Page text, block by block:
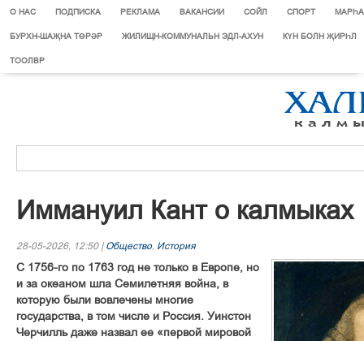
О НАС ПОДПИСКА РЕКЛАМА ВАКАНСИИ СОЙЛ СПОРТ
БУРХН-ШАҖНА ТӨРӘР ЖИЛИЩН-КОММУНАЛЬН ЭДЛ-АХУН КҮН БОЛН ҖИРҺЛ
ТООЛВР
Иммануил Кант о калмыках
28-05-2026, 12:50 | Общество, История
С 1756-го по 1763 год не только в Европе, но
и за океаном шла Семилетняя война, в
которую были вовлечены многие
государства, в том числе и Россия. Уинстон
Черчилль даже назвал ее «первой мировой